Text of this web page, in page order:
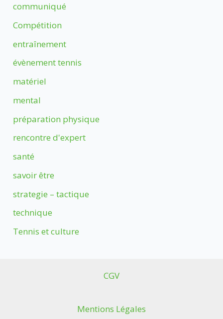
communiqué
Compétition
entraînement
évènement tennis
matériel
mental
préparation physique
rencontre d'expert
santé
savoir être
strategie – tactique
technique
Tennis et culture
CGV
Mentions Légales